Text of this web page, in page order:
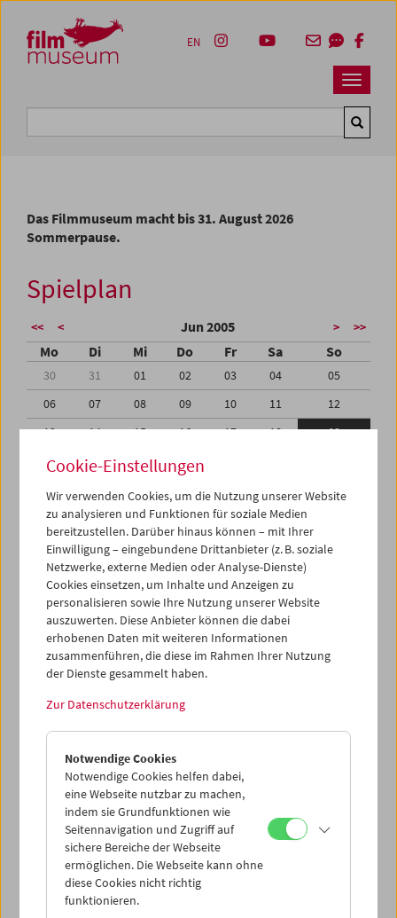
Zum Inhalt
Zum Hauptmenü
Zur Servicenavigation
Zum Suche
Navbar
EN
Das Filmmuseum macht bis 31. August 2026
Sommerpause.
Spielplan
<< < Jun 2005 > >>
Mo Di Mi Do Fr Sa So
30 31 01 02 03 04
05
06
07 08 09 10 11
12
13
14 15 16 17 18
19
20
21 22 23
27
29 01
03
04
05 06 07 08 09
iCalender
Programmheft-PDF
English language or subtitles
< Vorherige Woche
Mo 13.6.
Di 14.6.
Mi 15.6.
Do 16.6.
Cookie-Einstellungen
Wir verwenden Cookies, um die Nutzung unserer Website
zu analysieren und Funktionen für soziale Medien
bereitzustellen. Darüber hinaus können – mit Ihrer
Einwilligung – eingebundene Drittanbieter (z. B. soziale
Netzwerke, externe Medien oder Analyse-Dienste)
Cookies einsetzen, um Inhalte und Anzeigen zu
personalisieren sowie Ihre Nutzung unserer Website
auszuwerten. Diese Anbieter können die dabei
erhobenen Daten mit weiteren Informationen
zusammenführen, die diese im Rahmen Ihrer Nutzung
der Dienste gesammelt haben.
Zur Datenschutzerklärung
Notwendige Cookies
Notwendige Cookies helfen dabei,
eine Webseite nutzbar zu machen,
indem sie Grundfunktionen wie
Seitennavigation und Zugriff auf
sichere Bereiche der Webseite
ermöglichen. Die Webseite kann ohne
diese Cookies nicht richtig
funktionieren.